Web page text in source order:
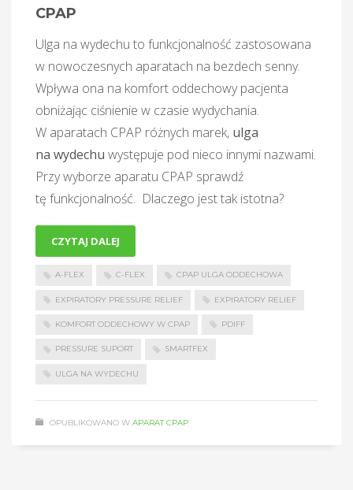
CPAP
Ulga na wydechu to funkcjonalność zastosowana
w nowoczesnych aparatach na bezdech senny.
Wpływa ona na komfort oddechowy pacjenta
obniżając ciśnienie w czasie wydychania.
W aparatach CPAP różnych marek, ulga
na wydechu występuje pod nieco innymi nazwami.
Przy wyborze aparatu CPAP sprawdź
tę funkcjonalność. Dlaczego jest tak istotna?
A-FLEX C-FLEX CPAP ULGA ODDECHOWA
EXPIRATORY PRESSURE RELIEF EXPIRATORY RELIEF
KOMFORT ODDECHOWY W CPAP PDIFF
PRESSURE SUPORT SMARTFEX
ULGA NA WYDECHU
CZYTAJ DALEJ
OPUBLIKOWANO W APARAT CPAP